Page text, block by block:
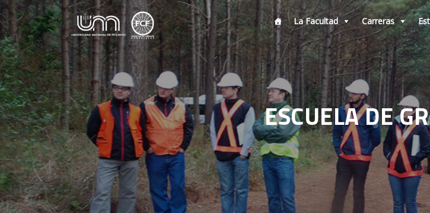
Saltar al contenido
La Facultad Carreras
ESCUELA DE